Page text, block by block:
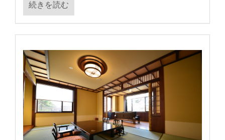
続きを読む